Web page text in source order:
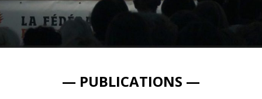
— PUBLICATIONS —